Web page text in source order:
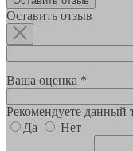
Оставить отзыв
Ваша оценка *
Рекомендуете данный
Да
Нет